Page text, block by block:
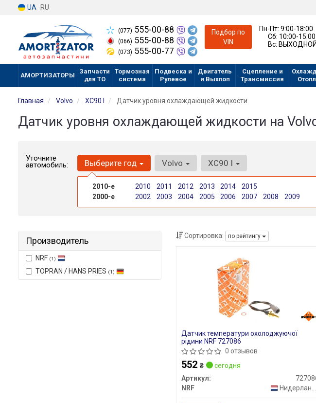
UA RU
(077) 555-00-88
(066) 555-00-88
(073) 555-00-77
Подбор по
VIN
Пн-Пт:9:00-18:00
Сб: 10:00-15:00
Вс: ВЫХОДНОЙ
АМОРТИЗАТОРЫ
Запчасти
для ТО
Тормозная
система
Подвеска и
Рулевое
Двигатель
и Выхлоп
Сцепление и
Трансмиссия
Главная Volvo XC90 I Датчик уровня охлаждающей жидкости
Датчик уровня охлаждающей жидкости на
Уточните
автомобиль: Выберите год
2010-е 2010 2011 2012 2013 2014
2015
2000-е
2002 2003 2004 2005 2006 2007 2008 2009
Volvo XC90 I
Производитель
NRF (1)
TOPRAN / HANS PRIES (1)
Сортировка: по рейтингу
Датчик температури охолоджуючої
рідини NRF 727086
0 отзывов
552 ₴
сегодня
Артикул:
NRF
Нидерланды